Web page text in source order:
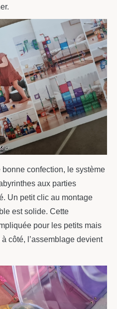
bonne confection, le système
aux parties
Un petit clic au montage
est solide. Cette
pour les petits mais
côté, l’assemblage devient